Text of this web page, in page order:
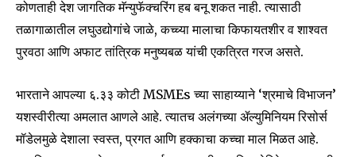
कोणताही देश जागतिक मॅन्युफॅक्चरिंग हब बनू शकत नाही. त्यासाठी
तळागाळातील लघुउद्योगांचे जाळे, कच्च्या मालाचा किफायतशीर व शाश्वत
पुरवठा आणि अफाट तांत्रिक मनुष्यबळ यांची एकत्रित गरज असते.
भारताने आपल्या ६.३३ कोटी MSMEs च्या साहाय्याने ‘श्रमाचे विभाजन’
यशस्वीरीत्या अमलात आणले आहे. त्यातच अलंगच्या ॲल्युमिनियम रिसोर्स
मॉडेलमुळे देशाला स्वस्त, प्रगत आणि हक्काचा कच्चा माल मिळत आहे.